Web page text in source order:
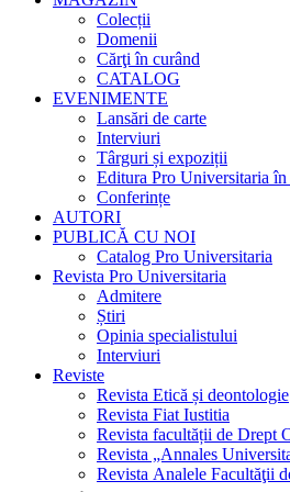
Colecții
Domenii
Cărţi în curând
CATALOG
EVENIMENTE
Lansări de carte
Interviuri
Târguri și expoziții
Editura Pro Universitaria în
Conferințe
AUTORI
PUBLICĂ CU NOI
Catalog Pro Universitaria
Revista Pro Universitaria
Admitere
Știri
Opinia specialistului
Interviuri
Reviste
Revista Etică și deontologie
Revista Fiat Iustitia
Revista facultății de Drept
Revista „Annales
Revista Analele Facultăţii